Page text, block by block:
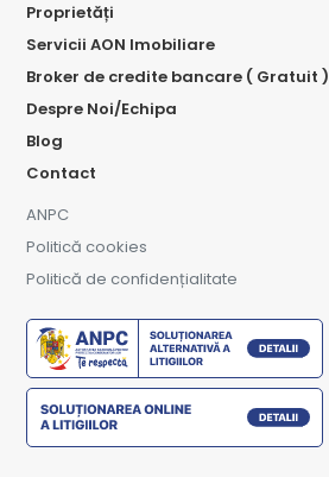
Proprietăți
Servicii AON Imobiliare
Broker de credite bancare ( Gratuit )
Despre Noi/Echipa
Blog
Contact
ANPC
Politică cookies
Politică de confidențialitate